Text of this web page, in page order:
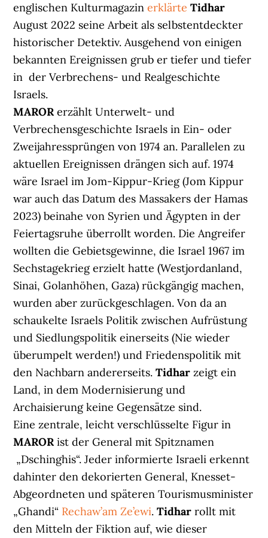
englischen Kulturmagazinerklärte Tidhar
August 2022 seine Arbeit als selbstentdeckter
historischer Detektiv. Ausgehend von einigen
bekannten Ereignissen grub er tiefer und tiefer
in der Verbrechens- und Realgeschichte
Israels.
MARORerzählt Unterwelt- und
Verbrechensgeschichte Israels in Ein- oder
Zweijahressprüngen von 1974 an. Parallelen zu
aktuellen Ereignissen drängen sich auf. 1974
wäre Israel im Jom-Kippur-Krieg (Jom Kippur
war auch das Datum des Massakers der Hamas
2023) beinahe von Syrien und Ägypten in der
Feiertagsruhe überrollt worden. Die Angreifer
wollten die Gebietsgewinne, die Israel 1967 im
Sechstagekrieg erzielt hatte (Westjordanland,
Sinai, Golanhöhen, Gaza) rückgängig machen,
wurden aber zurückgeschlagen. Von da an
schaukelte Israels Politik zwischen Aufrüstung
und Siedlungspolitik einerseits (Nie wieder
überumpelt werden!) und Friedenspolitik mit
den Nachbarn andererseits.Tidharzeigt ein
Land, in dem Modernisierung und
Archaisierung keine Gegensätze sind.
Eine zentrale, leicht verschlüsselte Figur in
MARORist der General mit Spitznamen
„Dschinghis“. Jeder informierte Israeli erkennt
dahinter den dekorierten General, Knesset-
Abgeordneten und späteren Tourismusminister
„Ghandi“ Rechaw’am Ze’ewi.Tidharrollt mit
den Mitteln der Fiktion auf, wie dieser